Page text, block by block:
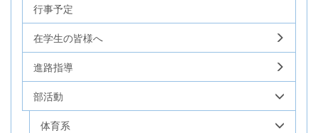
行事予定
在学生の皆様へ
進路指導
部活動
体育系